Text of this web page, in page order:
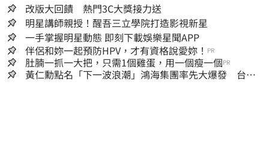
改版大回饋 熱門3C大獎接力送
明星講師親授！醒吾三立學院打造影視新星
一手掌握明星動態 即刻下載娛樂星聞APP
伴侶和妳一起預防HPV，才有資格說愛妳！ PR
肚腩一抓一大把，只需1個雞蛋，用一個瘦一個PR
黃仁勳點名「下一波浪潮」鴻海集團率先大爆發 台股